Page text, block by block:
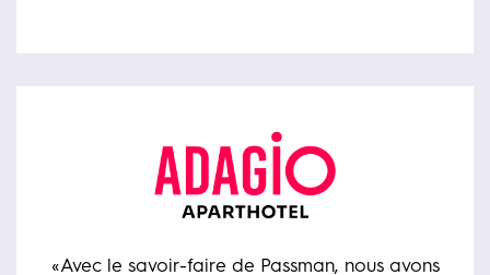
« Avec le savoir-faire de Passman, nous avons